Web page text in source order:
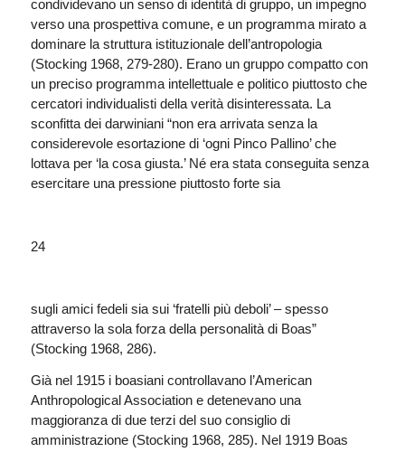
condividevano un senso di identità di gruppo, un impegno
verso una prospettiva comune, e un programma mirato a
dominare la struttura istituzionale dell’antropologia
(Stocking 1968, 279-280). Erano un gruppo compatto con
un preciso programma intellettuale e politico piuttosto che
cercatori individualisti della verità disinteressata. La
sconfitta dei darwiniani “non era arrivata senza la
considerevole esortazione di ‘ogni Pinco Pallino’ che
lottava per ‘la cosa giusta.’ Né era stata conseguita senza
esercitare una pressione piuttosto forte sia
24
sugli amici fedeli sia sui ‘fratelli più deboli’ – spesso
attraverso la sola forza della personalità di Boas”
(Stocking 1968, 286).
Già nel 1915 i boasiani controllavano l’American
Anthropological Association e detenevano una
maggioranza di due terzi del suo consiglio di
amministrazione (Stocking 1968, 285). Nel 1919 Boas